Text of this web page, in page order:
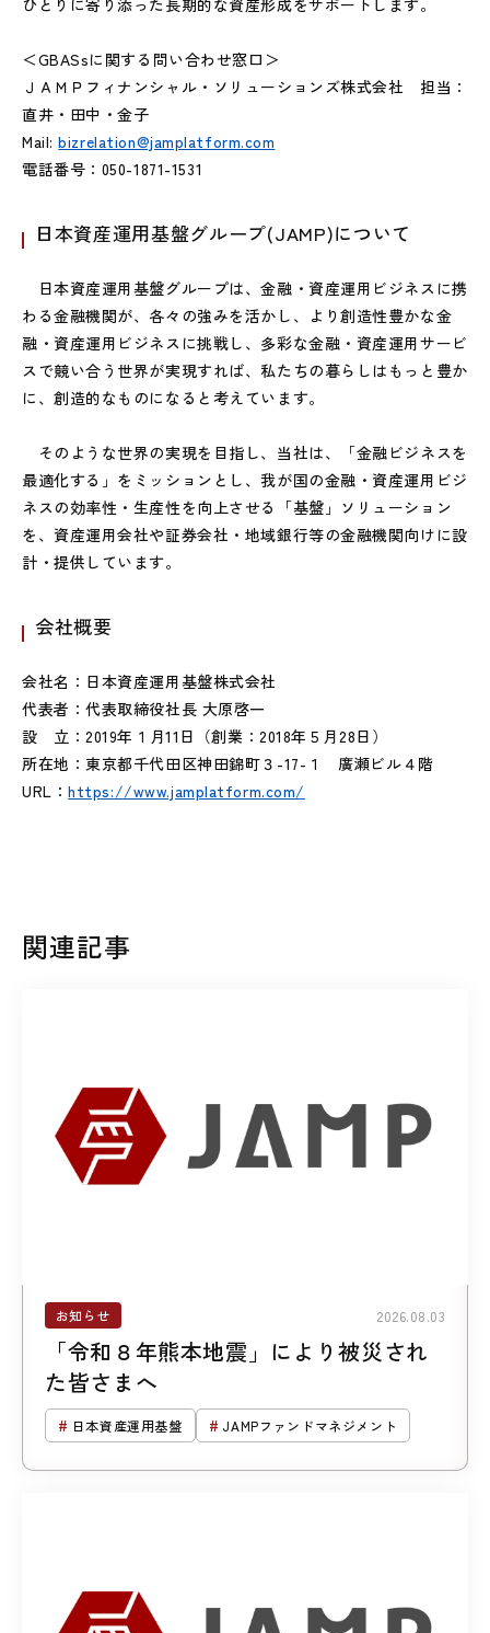
＜GBASsに関する問い合わせ窓口＞
ＪＡＭＰフィナンシャル・ソリューションズ株式会社 担当：
直井・田中・金子
Mail:bizrelation@jamplatform.com
電話番号：050-1871-1531
日本資産運用基盤グループ(JAMP)について
日本資産運用基盤グループは、金融・資産運用ビジネスに携
わる金融機関が、各々の強みを活かし、より創造性豊かな金
融・資産運用ビジネスに挑戦し、多彩な金融・資産運用サービ
スで競い合う世界が実現すれば、私たちの暮らしはもっと豊か
に、創造的なものになると考えています。
そのような世界の実現を目指し、当社は、「金融ビジネスを
最適化する」をミッションとし、我が国の金融・資産運用ビジ
ネスの効率性・生産性を向上させる「基盤」ソリューション
を、資産運用会社や証券会社・地域銀行等の金融機関向けに設
計・提供しています。
会社概要
会社名：日本資産運用基盤株式会社
代表者：代表取締役社長 大原啓一
設 立：2019年１月11日（創業：2018年５月28日）
所在地：東京都千代田区神田錦町３-17-１ 廣瀬ビル４階
URL：https://www.jamplatform.com/
関連記事
お知らせ 2026.08.03
「令和８年熊本地震」により被災され
た皆さまへ
日本資産運用基盤 JAMPファンドマネジメント